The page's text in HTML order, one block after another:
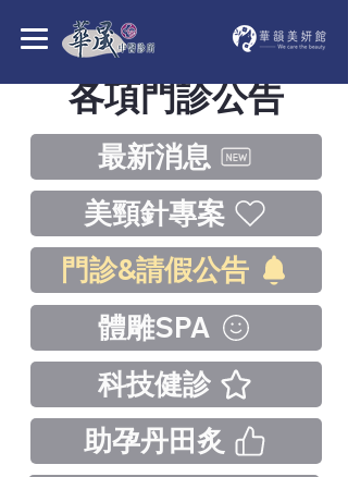
各項門診公告
最新消息
美頸針專案
門診&請假公告
體雕SPA
科技健診
助孕丹田炙